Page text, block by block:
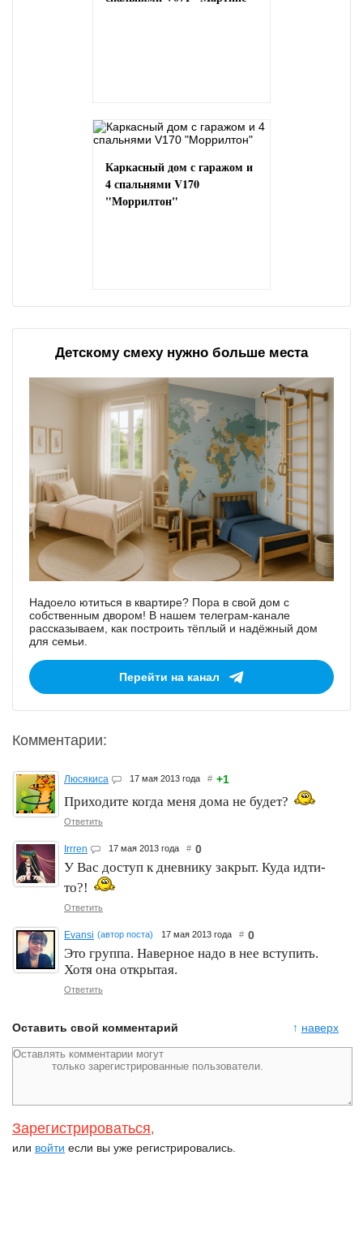
Каркасный дом с гаражом и
4 спальнями V170
"Моррилтон"
Детскому смеху нужно больше места
Надоело ютиться в квартире? Пора в свой дом с
собственным двором! В нашем телеграм-канале
рассказываем, как построить тёплый и надёжный дом
для семьи.
Перейти на канал
Комментарии:
Люсякиса 17 мая 2013 года # +1
Приходите когда меня дома не будет?
Ответить
Irrren 17 мая 2013 года # 0
У Вас доступ к дневнику закрыт. Куда идти-
то?!
Ответить
Evansi (автор поста) 17 мая 2013 года # 0
Это группа. Наверное надо в нее вступить.
Хотя она открытая.
Ответить
↑ наверх
Оставить свой комментарий
Зарегистрироваться,
или войти если вы уже регистрировались.